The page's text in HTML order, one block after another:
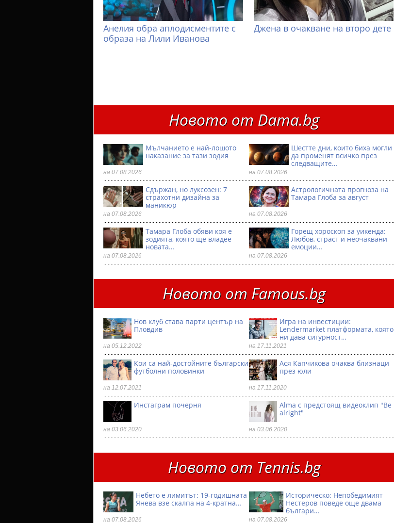
Анелия обра аплодисментите с
образа на Лили Иванова
Джена в очакване на второ дете
Новото от Dama.bg
Мълчанието е най-лошото
наказание за тази зодия
на 07.08.2026
Шестте дни, които биха могли
да променят всичко през
следващите…
на 07.08.2026
Сдържан, но луксозен: 7
страхотни дизайна за
маникюр
на 07.08.2026
Астрологичната прогноза на
Тамара Глоба за август
на 07.08.2026
Тамара Глоба обяви коя е
зодията, която ще владее
новата…
на 07.08.2026
Горещ хороскоп за уикенда:
Любов, страст и неочаквани
емоции…
на 07.08.2026
Новото от Famous.bg
Нов клуб става парти център на
Пловдив
на 05.12.2022
Игра на инвестиции:
Lendermarket платформата, която
ни дава сигурност…
на 17.11.2021
Кои са най-достойните български
футболни половинки
на 12.07.2021
Ася Капчикова очаква близнаци
през юли
на 17.11.2020
Инстаграм почерня
на 03.06.2020
Alma с предстоящ видеоклип "Be
alright"
на 03.06.2020
Новото от Тennis.bg
Небето е лимитът: 19-годишната
Янева взe скалпа на 4-кратна…
на 07.08.2026
Историческо: Непобедимият
Нестеров поведе още двама
българи…
на 07.08.2026